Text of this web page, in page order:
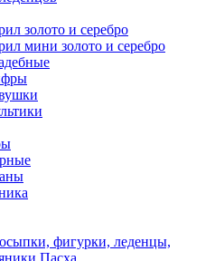
золото и серебро
мини золото и серебро
фигурки, леденцы,
Пасха